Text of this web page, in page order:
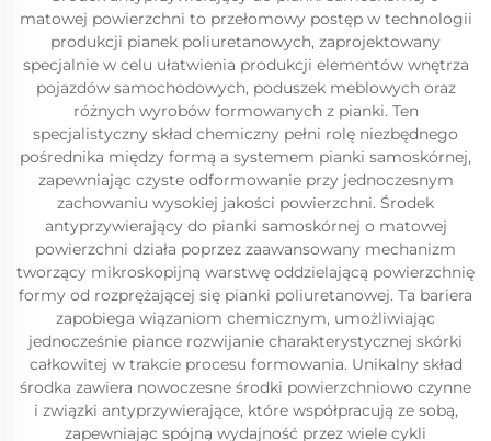
matowej powierzchni to przełomowy postęp w technologii
produkcji pianek poliuretanowych, zaprojektowany
specjalnie w celu ułatwienia produkcji elementów wnętrza
pojazdów samochodowych, poduszek meblowych oraz
różnych wyrobów formowanych z pianki. Ten
specjalistyczny skład chemiczny pełni rolę niezbędnego
pośrednika między formą a systemem pianki samoskórnej,
zapewniając czyste odformowanie przy jednoczesnym
zachowaniu wysokiej jakości powierzchni. Środek
antyprzywierający do pianki samoskórnej o matowej
powierzchni działa poprzez zaawansowany mechanizm
tworzący mikroskopijną warstwę oddzielającą powierzchnię
formy od rozprężającej się pianki poliuretanowej. Ta bariera
zapobiega wiązaniom chemicznym, umożliwiając
jednocześnie piance rozwijanie charakterystycznej skórki
całkowitej w trakcie procesu formowania. Unikalny skład
środka zawiera nowoczesne środki powierzchniowo czynne
i związki antyprzywierające, które współpracują ze sobą,
zapewniając spójną wydajność przez wiele cykli